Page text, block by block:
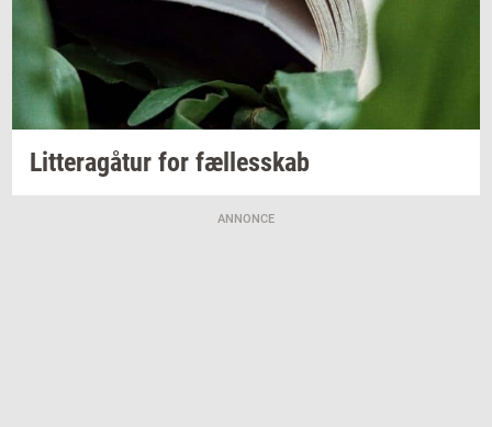
Lit­tera­gå­tur for fæl­les­skab
ANNONCE